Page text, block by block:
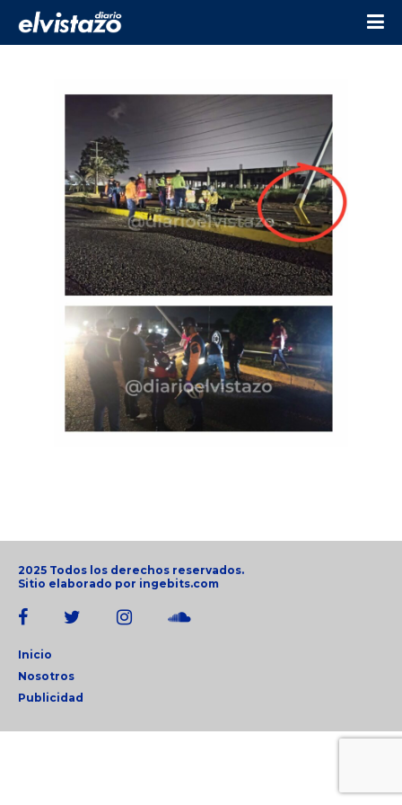
2025 Todos los derechos reservados.
Sitio elaborado por ingebits.com
Inicio
Nosotros
Publicidad